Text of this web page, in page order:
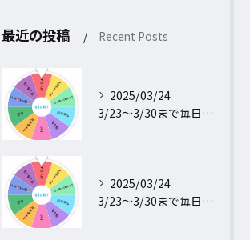
最近の投稿 Recent Posts
2025/03/24
3/23〜3/30まで毎日行われるフォロー＆リポストキャンペ...
2025/03/24
3/23〜3/30まで毎日行われるフォロー＆リポストキャンペ...